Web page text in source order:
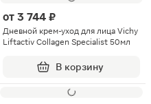
от 3 744 ₽
Дневной крем-уход для лица Vichy
Liftactiv Collagen Specialist 50мл
В корзину